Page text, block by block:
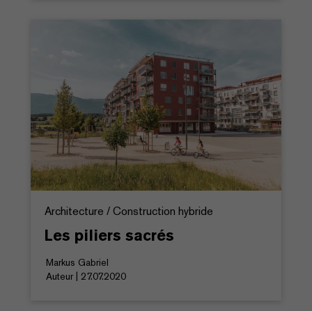
Architecture / Construction hybride
Les piliers sacrés
Markus Gabriel
Auteur | 27.07.2020